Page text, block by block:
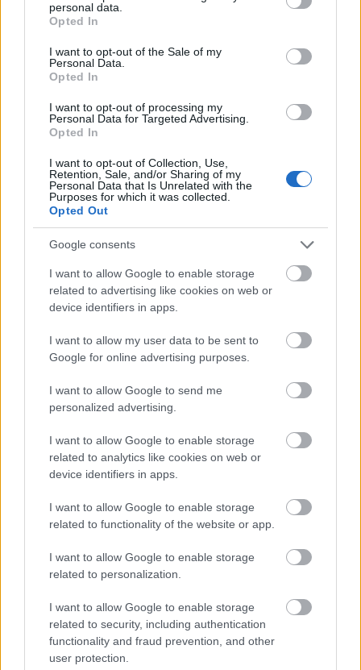
grant or deny consent to Google and its third-party tags to
use your data for below specified purposes in below Google
consent section.
personal data.
Opted In
I want to opt-out of the Sale of my
Personal Data.
Opted In
I want to opt-out of processing my
Personal Data for Targeted Advertising.
Opted In
I want to opt-out of Collection, Use,
Retention, Sale, and/or Sharing of my
Personal Data that Is Unrelated with the
Purposes for which it was collected.
Opted Out
Google consents
I want to allow Google to enable storage
related to advertising like cookies on web or
device identifiers in apps.
I want to allow my user data to be sent to
Google for online advertising purposes.
I want to allow Google to send me
personalized advertising.
I want to allow Google to enable storage
related to analytics like cookies on web or
device identifiers in apps.
I want to allow Google to enable storage
related to functionality of the website or app.
I want to allow Google to enable storage
related to personalization.
I want to allow Google to enable storage
related to security, including authentication
functionality and fraud prevention, and other
user protection.
Idén is PajTáska, egy táskányi segítség a paksi
iskolakezdéshez
MAGYAR ÉPÍTŐK
BKK KM Építő Kft. Főmterv Mérnöki Tervező Zrt.
Látványos építési szakasz indult be a Flórián téri
A tartós nyári hőség jelentős kihívás elé állítja a KM Építőt,
Paks II.: Mit jelent az 5. blokk új
mérföldköve a felülvizsgálat
árnyékában?